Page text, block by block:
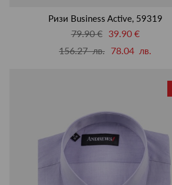
Ризи Business Active, 59319
79.90 €
39.90 €
156.27 лв. 78.04 лв.